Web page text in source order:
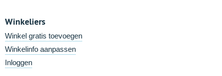
Winkeliers
Winkel gratis toevoegen
Winkelinfo aanpassen
Inloggen